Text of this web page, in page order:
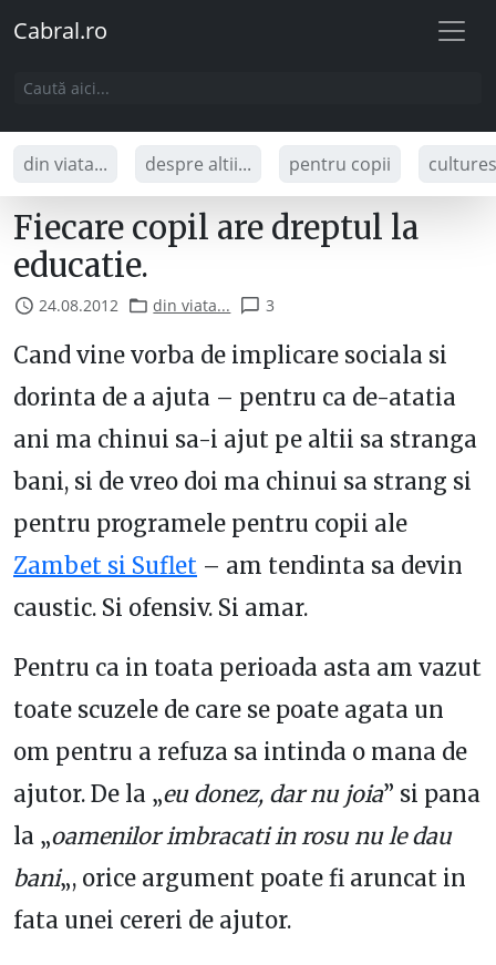
Cabral.ro
din viata... despre altii... pentru copii
Fiecare copil are dreptul la
educatie.
24.08.2012 din viata... 3
Cand vine vorba de implicare sociala si
dorinta de a ajuta – pentru ca de-atatia
ani ma chinui sa-i ajut pe altii sa stranga
bani, si de vreo doi ma chinui sa strang si
pentru programele pentru copii ale
Zambet si Suflet – am tendinta sa devin
caustic. Si ofensiv. Si amar.
Pentru ca in toata perioada asta am vazut
toate scuzele de care se poate agata un
om pentru a refuza sa intinda o mana de
ajutor. De la „eu donez, dar nu joia” si pana
la „oamenilor imbracati in rosu nu le dau
bani„, orice argument poate fi aruncat in
fata unei cereri de ajutor.